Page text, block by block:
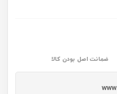
ضمانت اصل بودن کالا